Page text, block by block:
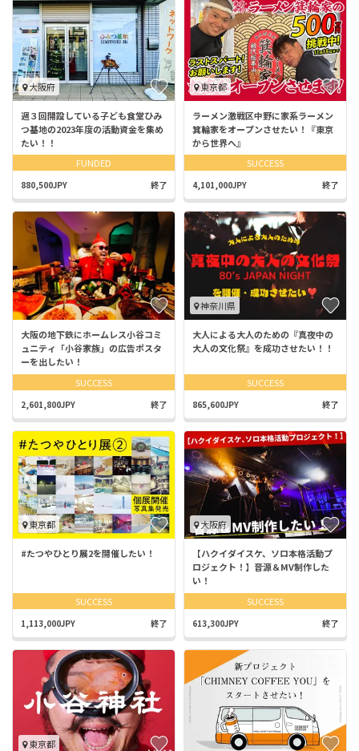
大阪府
週３回開設している子ども食堂ひみ
つ基地の2023年度の活動資金を集め
たい！！
FUNDED
880,500JPY 終了
東京都
ラーメン激戦区中野に家系ラーメン
箕輪家をオープンさせたい！『東京
から世界へ』
SUCCESS
4,101,000JPY 終了
大阪の地下鉄にホームレス小谷コミ
ュニティ「小谷家族」の広告ポスタ
ーを出したい！
SUCCESS
2,601,800JPY 終了
神奈川県
大人による大人のための『真夜中の
大人の文化祭』を成功させたい！！
SUCCESS
865,600JPY 終了
東京都
#たつやひとり展2を開催したい！
SUCCESS
1,113,000JPY 終了
大阪府
【ハクイダイスケ、ソロ本格活動プ
ロジェクト！】音源＆MV制作した
い！
SUCCESS
613,300JPY 終了
東京都